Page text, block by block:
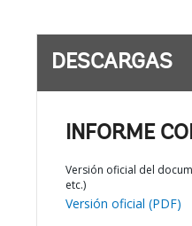
DESCARGAS
INFORME
Versión oficial del
etc.)
Versión oficial (PDF)